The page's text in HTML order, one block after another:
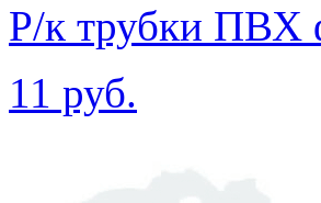
Р/к трубки ПВХ
11 руб.